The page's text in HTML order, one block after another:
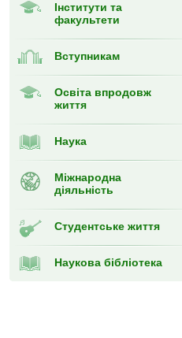
Інститути та
факультети
Вступникам
Освіта впродовж
життя
Наука
Міжнародна
діяльність
Студентське життя
Наукова бібліотека